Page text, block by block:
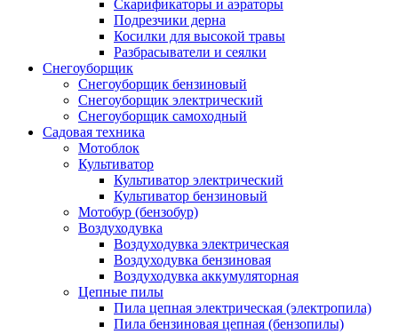
Скарификаторы и аэраторы
Подрезчики дерна
Косилки для высокой травы
Разбрасыватели и сеялки
Снегоуборщик
Снегоуборщик бензиновый
Снегоуборщик электрический
Снегоуборщик самоходный
Садовая техника
Мотоблок
Культиватор
Культиватор электрический
Культиватор бензиновый
Мотобур (бензобур)
Воздуходувка
Воздуходувка электрическая
Воздуходувка бензиновая
Воздуходувка аккумуляторная
Цепные пилы
Пила цепная электрическая (электропила)
Пила бензиновая цепная (бензопилы)